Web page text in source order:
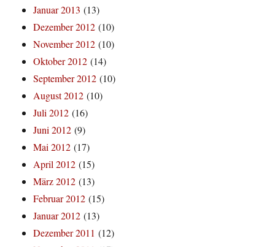
Januar 2013 (13)
Dezember 2012 (10)
November 2012 (10)
Oktober 2012 (14)
September 2012 (10)
August 2012 (10)
Juli 2012 (16)
Juni 2012 (9)
Mai 2012 (17)
April 2012 (15)
März 2012 (13)
Februar 2012 (15)
Januar 2012 (13)
Dezember 2011 (12)